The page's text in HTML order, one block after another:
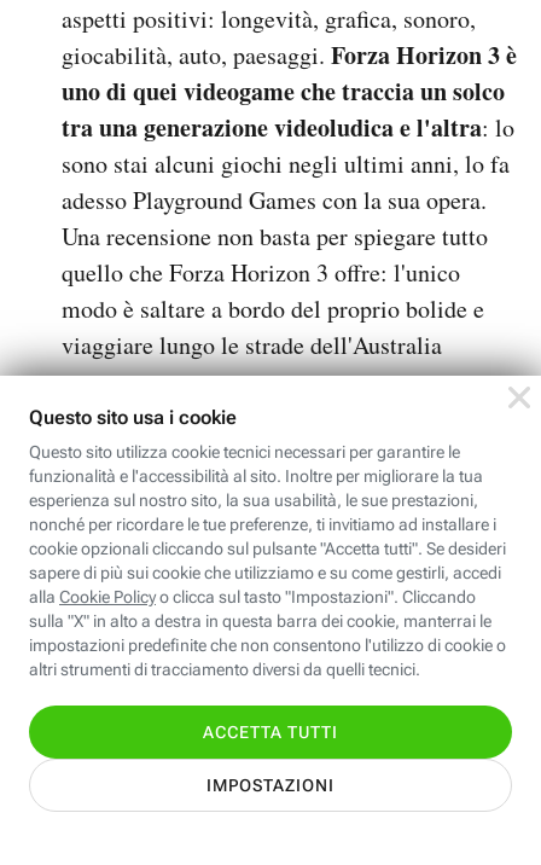
aspetti positivi: longevità, grafica, sonoro,
giocabilità, auto, paesaggi. Forza Horizon 3 è
uno di quei videogame che traccia un solco
tra una generazione videoludica e l'altra: lo
sono stai alcuni giochi negli ultimi anni, lo fa
adesso Playground Games con la sua opera.
Una recensione non basta per spiegare tutto
quello che Forza Horizon 3 offre: l'unico
modo è saltare a bordo del proprio bolide e
viaggiare lungo le strade dell'Australia
Multiplayer.it.Scalza il suo predecessore dal
trono deiracing game arcadee mette al
sicuro il primato per almeno un paio di anni.
Il lavoro compiuto dalla software house è di
altissima qualità con un gameplay fantastico e
con una quantità di contenuti che terrà il
gamer impegnato per almeno un centinaio di
ore. Ne è sicuro Andrea Centini del sito web
Multiplayer.itche assegna a Forza Horizon 3
un 9,5: le uniche pecche riguardano dei
piccolissimi scatti durante le fasi più
impegnative delle gare e la mancanza del